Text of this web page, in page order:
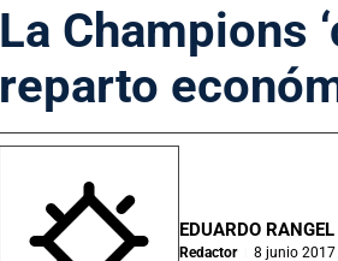
La Champions
reparto
EDUARDO RANGEL
Redactor 8 junio 2017